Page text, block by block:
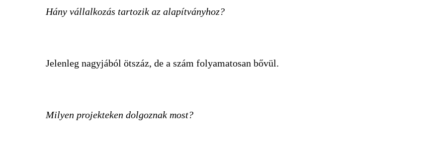
Hány vállalkozás tartozik az alapítványhoz?
Jelenleg nagyjából ötszáz, de a szám folyamatosan bővül.
Milyen projekteken dolgoznak most?